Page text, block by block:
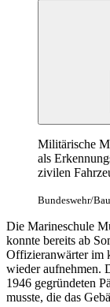
Militärische
als
zivilen
Bundeswehr/
Die Marineschule
konnte bereits ab
Offizieranwärter im
wieder aufnehmen.
1946 gegründeten
musste, die das